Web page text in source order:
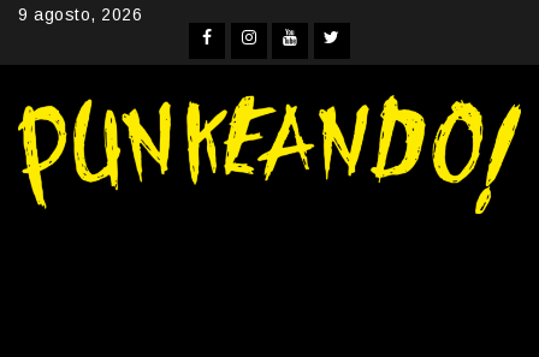
Skip9 agosto, 2026
Facebook
Instagram
YouTube
Twitter